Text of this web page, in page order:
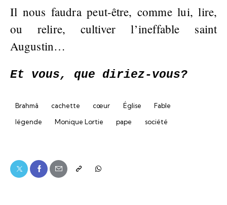
Il nous faudra peut-être, comme lui, lire,
ou relire, cultiver l’ineffable saint
Augustin…
Et vous, que diriez-vous?
Brahmâ cachette cœur Église
Fable
légende
Monique Lortie pape société